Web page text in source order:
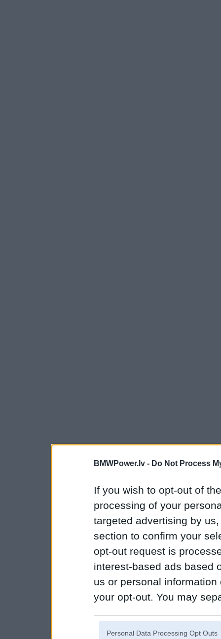
BMWPower.lv - Do Not Process
If you wish to opt-out of
processing of your
targeted advertising by
section to confirm your
opt-out request is
interest-based ads based
us or personal
your opt-out. You may
Personal Data Processing Opt Outs